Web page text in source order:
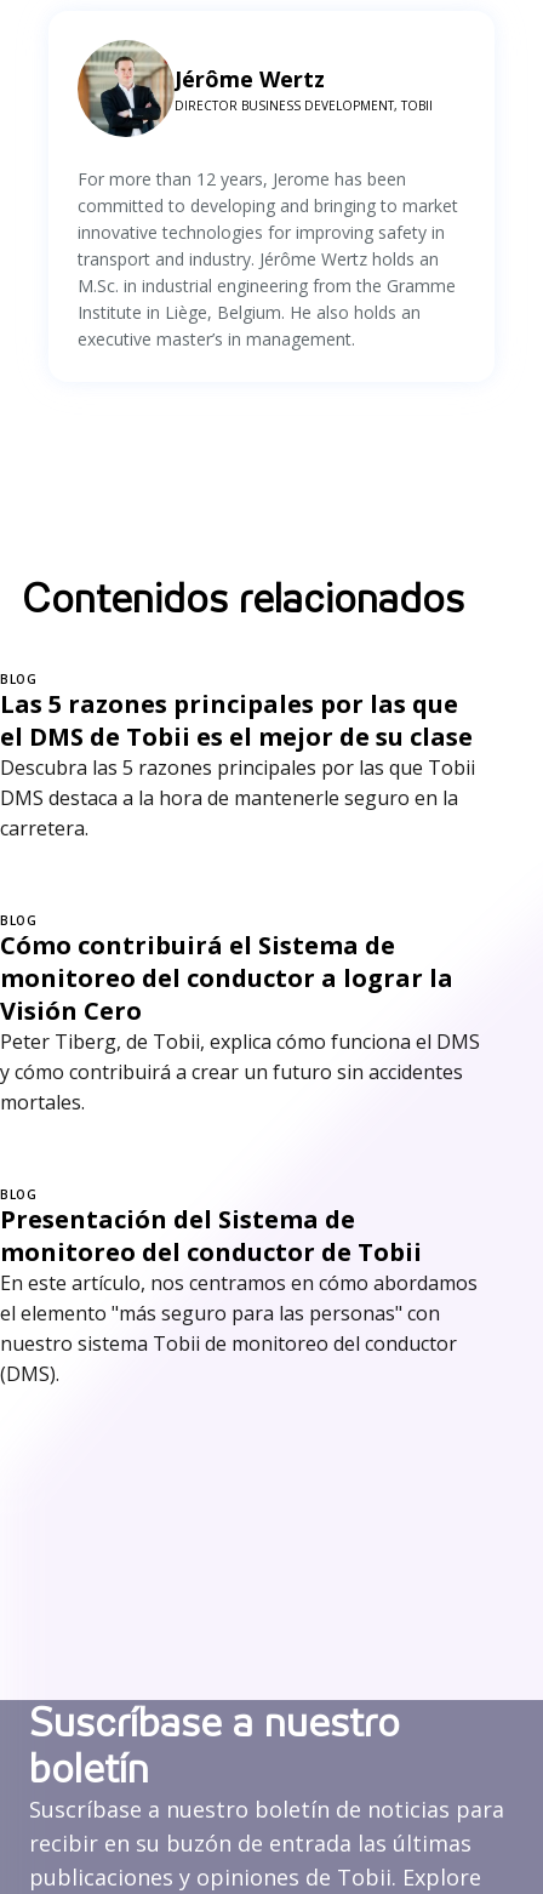
Jérôme Wertz
DIRECTOR BUSINESS DEVELOPMENT, TOBII
For more than 12 years, Jerome has been
committed to developing and bringing to market
innovative technologies for improving safety in
transport and industry. Jérôme Wertz holds an
M.Sc. in industrial engineering from the Gramme
Institute in Liège, Belgium. He also holds an
executive master’s in management.
Contenidos relacionados
BLOG
Las 5 razones principales por las que
el DMS de Tobii es el mejor de su clase
Descubra las 5 razones principales por las que Tobii
DMS destaca a la hora de mantenerle seguro en la
carretera.
BLOG
Cómo contribuirá el Sistema de
monitoreo del conductor a lograr la
Visión Cero
Peter Tiberg, de Tobii, explica cómo funciona el DMS
y cómo contribuirá a crear un futuro sin accidentes
mortales.
BLOG
Presentación del Sistema de
monitoreo del conductor de Tobii
En este artículo, nos centramos en cómo abordamos
el elemento "más seguro para las personas" con
nuestro sistema Tobii de monitoreo del conductor
(DMS).
Suscríbase a nuestro
boletín
Suscríbase a nuestro boletín de noticias para
recibir en su buzón de entrada las últimas
publicaciones y opiniones de Tobii. Explore